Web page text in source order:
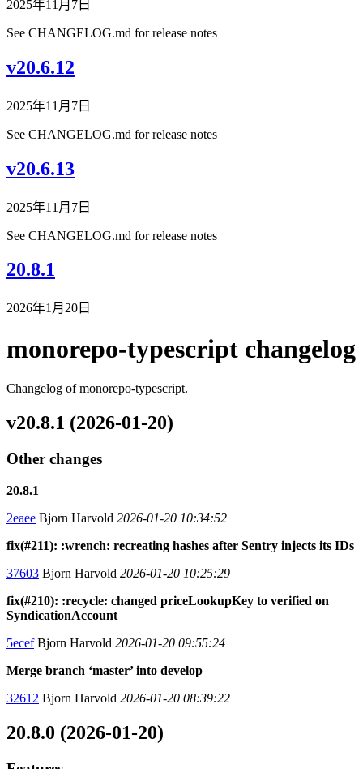
2025年11月7日
See CHANGELOG.md for release notes
v20.6.12
2025年11月7日
See CHANGELOG.md for release notes
v20.6.13
2025年11月7日
See CHANGELOG.md for release notes
20.8.1
2026年1月20日
monorepo-typescript changelog
Changelog of monorepo-typescript.
v20.8.1 (2026-01-20)
Other changes
20.8.1
2eaee Bjorn Harvold 2026-01-20 10:34:52
fix(#211): :wrench: recreating hashes after Sentry injects its IDs
37603 Bjorn Harvold 2026-01-20 10:25:29
fix(#210): :recycle: changed priceLookupKey to verified on
SyndicationAccount
5ecefBjorn Harvold 2026-01-20 09:55:24
Merge branch ‘master’ into develop
32612 Bjorn Harvold 2026-01-20 08:39:22
20.8.0 (2026-01-20)